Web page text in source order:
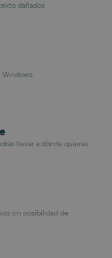
dañados
Windows
llevar a dónde quieras
sin posibilidad de